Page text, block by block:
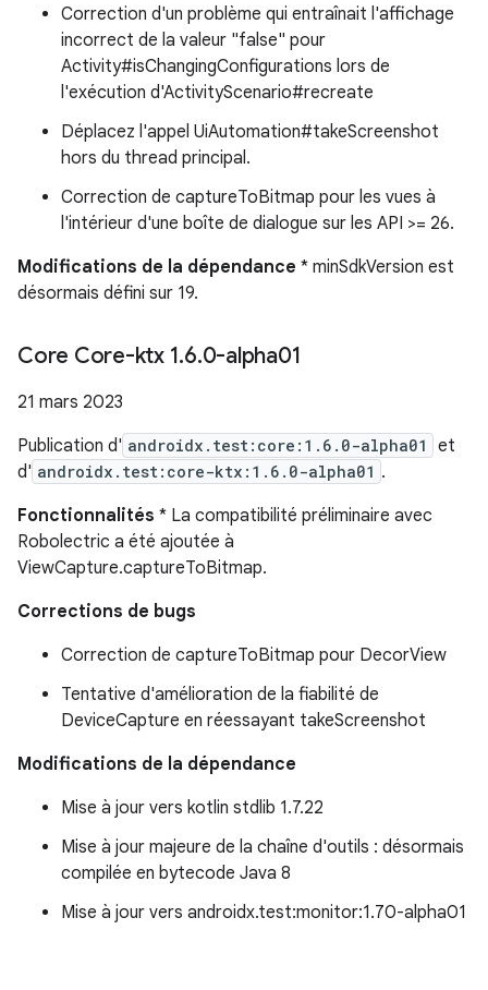
Correction d'un problème qui entraînait l'affichage
incorrect de la valeur "false" pour
Activity#isChangingConfigurations lors de
l'exécution d'ActivityScenario#recreate
Déplacez l'appel UiAutomation#takeScreenshot
hors du thread principal.
Correction de captureToBitmap pour les vues à
l'intérieur d'une boîte de dialogue sur les API >= 26.
Modifications de la dépendance * minSdkVersion est
désormais défini sur 19.
Core Core-ktx 1.6.0-alpha01
21 mars 2023
Publication d' androidx.test:core:1.6.0-alpha01
et
d' androidx.test:core-ktx:1.6.0-alpha01 .
Fonctionnalités * La compatibilité préliminaire avec
Robolectric a été ajoutée à
ViewCapture.captureToBitmap.
Corrections de bugs
Correction de captureToBitmap pour DecorView
Tentative d'amélioration de la fiabilité de
DeviceCapture en réessayant takeScreenshot
Modifications de la dépendance
Mise à jour vers kotlin stdlib 1.7.22
Mise à jour majeure de la chaîne d'outils : désormais
compilée en bytecode Java 8
Mise à jour vers androidx.test:monitor:1.70-alpha01